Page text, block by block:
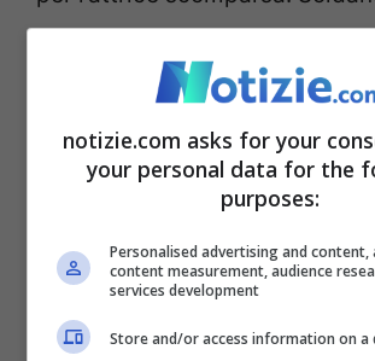
di rispondere con un post
suo account Facebook:“Le
critiche che ho ricevuto nel
riguardo la mancata dedica a
Scivitarro, sono gratuite”.
E ancora:“Ho semplicemente
volontà della famiglia che ha
notizie.com asks for your
your personal data for the
purposes:
Personalised advertising and content,
content measurement, audience
services development
Store and/or access information on a